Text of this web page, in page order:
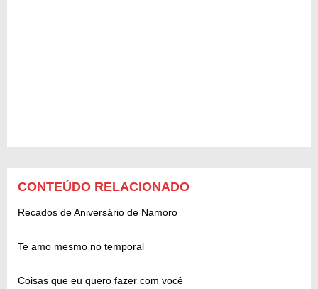
CONTEÚDO RELACIONADO
Recados de Aniversário de Namoro
Te amo mesmo no temporal
Coisas que eu quero fazer com você